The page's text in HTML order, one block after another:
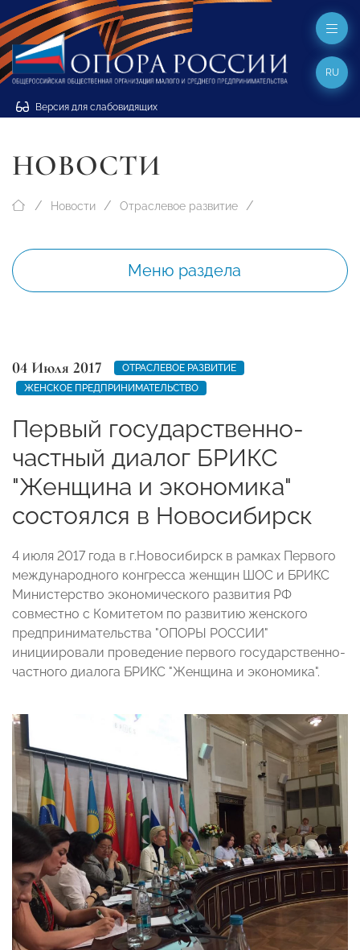
Версия для слабовидящих
RU
НОВОСТИ
Новости Отраслевое развитие
Меню раздела
04 Июля 2017
ОТРАСЛЕВОЕ РАЗВИТИЕ
ЖЕНСКОЕ ПРЕДПРИНИМАТЕЛЬСТВО
Первый государственно-
частный диалог БРИКС
"Женщина и экономика"
состоялся в Новосибирск
4 июля 2017 года в г.Новосибирск в рамках Первого
международного конгресса женщин ШОС и БРИКС
Министерство экономического развития РФ
совместно с Комитетом по развитию женского
предпринимательства "ОПОРЫ РОССИИ"
инициировали проведение первого государственно-
частного диалога БРИКС "Женщина и экономика".